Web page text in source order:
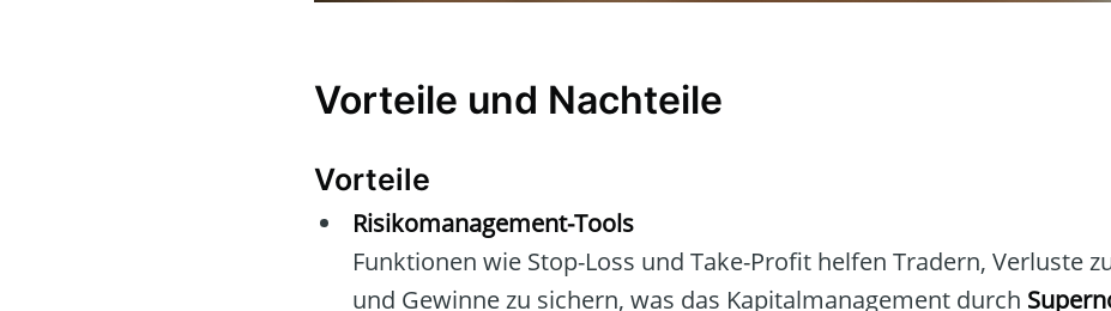
Vorteile und Nachteile
Vorteile
Risikomanagement-Tools
Funktionen wie Stop-Loss und Take-Profit helfen Tradern, Verluste
und Gewinne zu sichern, was das Kapitalmanagement durch